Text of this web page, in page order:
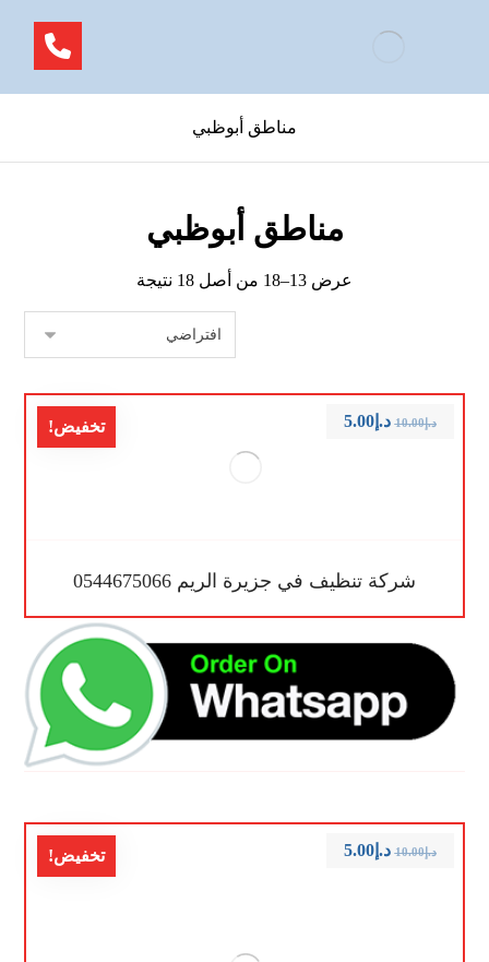
مناطق أبوظبي
مناطق أبوظبي
عرض 13–18 من أصل 18 نتيجة
تخفيض!
شركة تنظيف في جزيرة الريم 0544675066
د.إ10.00 د.إ5.00
تخفيض! د.إ10.00 د.إ5.00